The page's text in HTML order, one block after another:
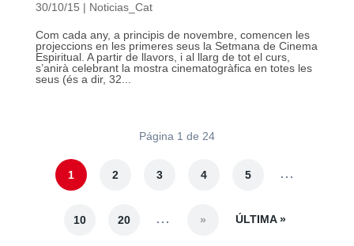
30/10/15 | Noticias_Cat
Com cada any, a principis de novembre, comencen les
projeccions en les primeres seus la Setmana de Cinema
Espiritual. A partir de llavors, i al llarg de tot el curs,
s’anirà celebrant la mostra cinematogràfica en totes les
seus (és a dir, 32...
Página 1 de 24
1 2 3 4 5 ...
10 20 ... » ÚLTIMA »